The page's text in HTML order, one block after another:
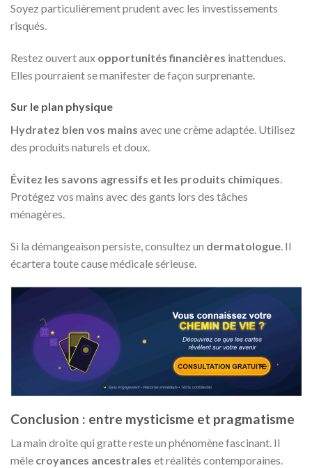
Soyez particulièrement prudent avec les investissements
risqués.
Restez ouvert aux opportunités financières inattendues.
Elles pourraient se manifester de façon surprenante.
Sur le plan physique
Hydratez bien vos mains avec une crème adaptée. Utilisez
des produits naturels et doux.
Évitez les savons agressifs et les produits chimiques.
Protégez vos mains avec des gants lors des tâches
ménagères.
Si la démangeaison persiste, consultez un dermatologue. Il
écartera toute cause médicale sérieuse.
Conclusion : entre mysticisme et pragmatisme
La main droite qui gratte reste un phénomène fascinant. Il
mêle croyances ancestrales et réalités contemporaines.